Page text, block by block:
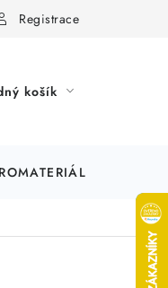
Registrace
košík